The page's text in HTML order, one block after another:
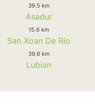
39.5 km
Asadur
15.6 km
San Xoan De Rio
39.6 km
Lubian